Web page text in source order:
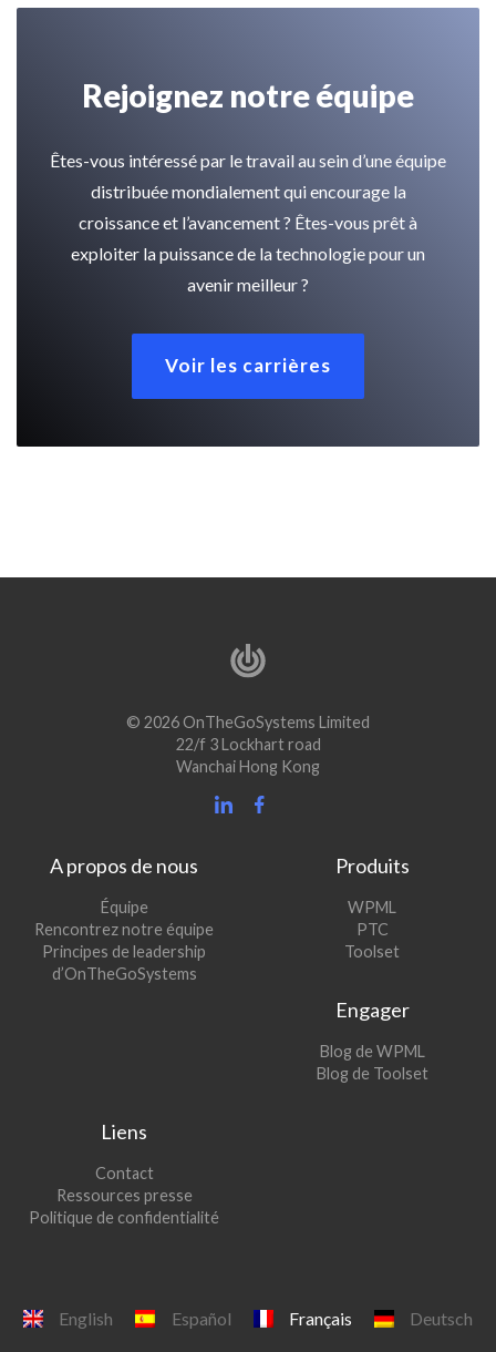
Rejoignez notre équipe
Êtes-vous intéressé par le travail au sein d’une équipe
distribuée mondialement qui encourage la
croissance et l’avancement ? Êtes-vous prêt à
exploiter la puissance de la technologie pour un
avenir meilleur ?
Voir les carrières
© 2026 OnTheGoSystems Limited
22/f 3 Lockhart road
Wanchai Hong Kong
A propos de nous
Équipe
Rencontrez notre équipe
Principes de leadership
d’OnTheGoSystems
Produits
WPML
une
PTC(s’ouvre
dans
fenêtre)
Toolset(s’ouvre
nouvelle
Engager
Blog de WPML
dans
Blog de Toolset(s’ouvre
Liens
Contact
Ressources presse
Politique de confidentialité
English Español Français Deutsch